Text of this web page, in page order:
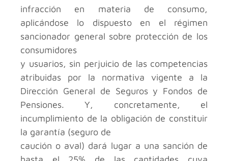
infracción en materia de consumo,
aplicándose lo dispuesto en el régimen
sancionador general sobre protección de los
consumidores
y usuarios, sin perjuicio de las competencias
atribuidas por la normativa vigente a la
Dirección General de Seguros y Fondos de
Pensiones. Y, concretamente, el
incumplimiento de la obligación de constituir
la garantía (seguro de
caución o aval) dará lugar a una sanción de